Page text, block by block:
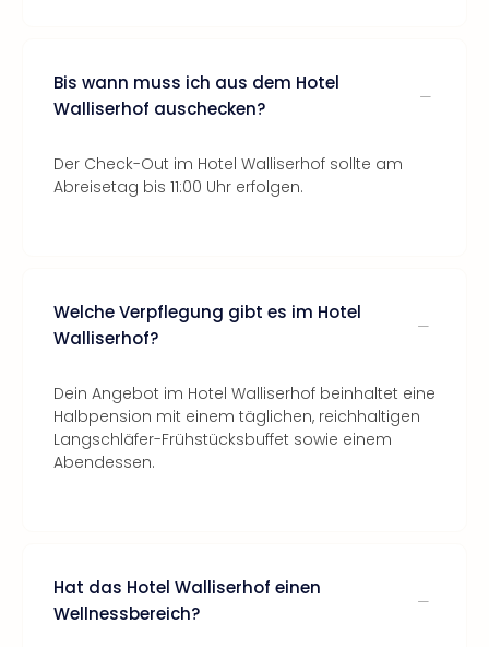
Bis wann muss ich aus dem Hotel
Walliserhof auschecken?
Der Check-Out im Hotel Walliserhof sollte am
Abreisetag bis 11:00 Uhr erfolgen.
Welche Verpflegung gibt es im Hotel
Walliserhof?
Dein Angebot im Hotel Walliserhof beinhaltet eine
Halbpension mit einem täglichen, reichhaltigen
Langschläfer-Frühstücksbuffet sowie einem
Abendessen.
Hat das Hotel Walliserhof einen
Wellnessbereich?